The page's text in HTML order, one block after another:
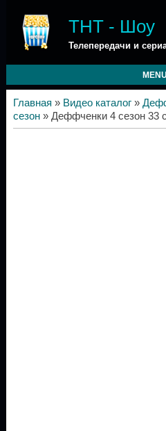
ТНТ - Шоу
Телепередачи и
MENU
Главная » Видео каталог»
сезон» Деффченки 4 сезон 33